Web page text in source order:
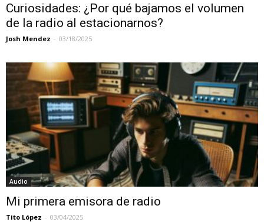
Curiosidades: ¿Por qué bajamos el volumen
de la radio al estacionarnos?
Josh Mendez - 03/18/2025
Audio
Mi primera emisora de radio
Tito López - 03/04/2025